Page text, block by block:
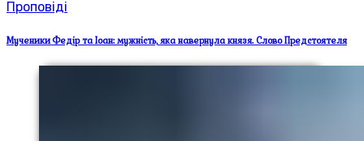
Проповіді
Мученики Федір та Іоан: мужність, яка навернула князя. Слово Предстоятеля